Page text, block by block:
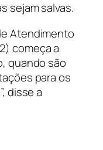
sejam salvas.
Atendimento
começa a
quando são
para os
disse a